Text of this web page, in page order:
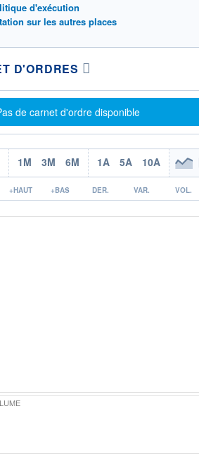
d'exécution
sur les autres places
D'ORDRES
d'information
de carnet d'ordre disponible
1M 3M 6M 1A 5A 10A
+HAUT +BAS DER. VAR. VOL.